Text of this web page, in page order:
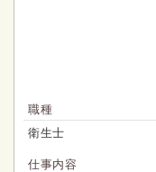
職種
衛生士
仕事内容